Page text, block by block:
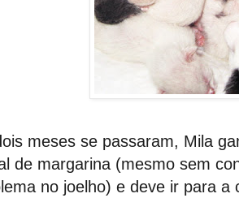
meses se passaram, Mila
de margarina (mesmo sem
no joelho) e deve ir para a